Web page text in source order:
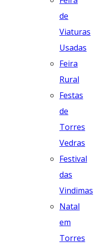
de
Viaturas
Usadas
Feira
Rural
Festas
de
Torres
Vedras
Festival
das
Vindimas
Natal
em
Torres